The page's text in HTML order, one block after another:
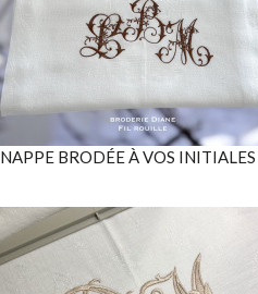
NAPPE BRODÉE À VOS